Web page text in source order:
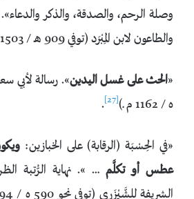
وصلة الرحم، والصدقة، والذكر والدعاء».
والطاعون لابن المِبْرَد (توفي 909 هـ / 1503 م)
«الحث على غسل اليدين
ه / 1162 م ـ)
[27]
.
«في الحِسْبَة (الرقابة) على الخبازين:
عطس أو تكلَّم… ». نهاية الرُّتبة